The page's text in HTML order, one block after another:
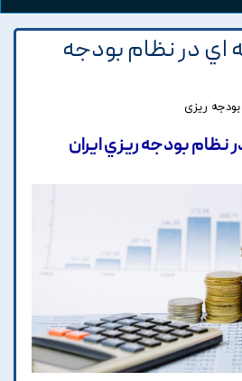
در نظام بودجه
بودجه ریزی
بودجه ريزي ايران